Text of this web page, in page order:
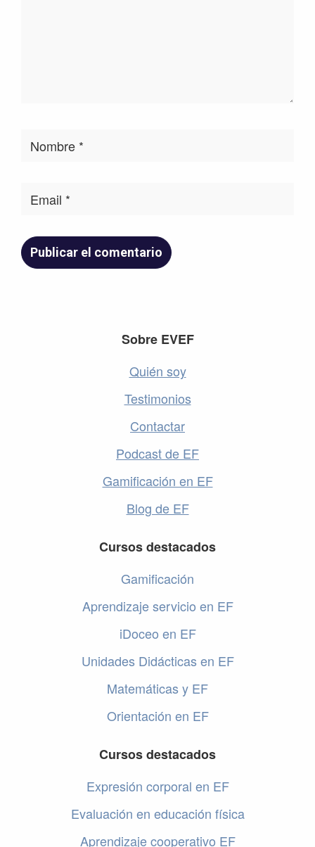
Sobre EVEF
Quién soy
Testimonios
Contactar
Podcast de EF
Gamificación en EF
Blog de EF
Cursos destacados
Gamificación
Aprendizaje servicio en EF
iDoceo en EF
Unidades Didácticas en EF
Matemáticas y EF
Orientación en EF
Cursos destacados
Expresión corporal en EF
Evaluación en educación física
Aprendizaje cooperativo EF